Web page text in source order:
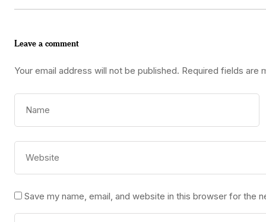
Leave a comment
Your email address will not be published. Required fields are
Save my name, email, and website in this browser for the